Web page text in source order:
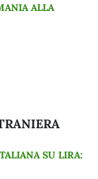
ALLA
SU LIRA: